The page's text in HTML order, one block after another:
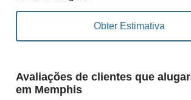
Avaliações de clientes que
em Memphis